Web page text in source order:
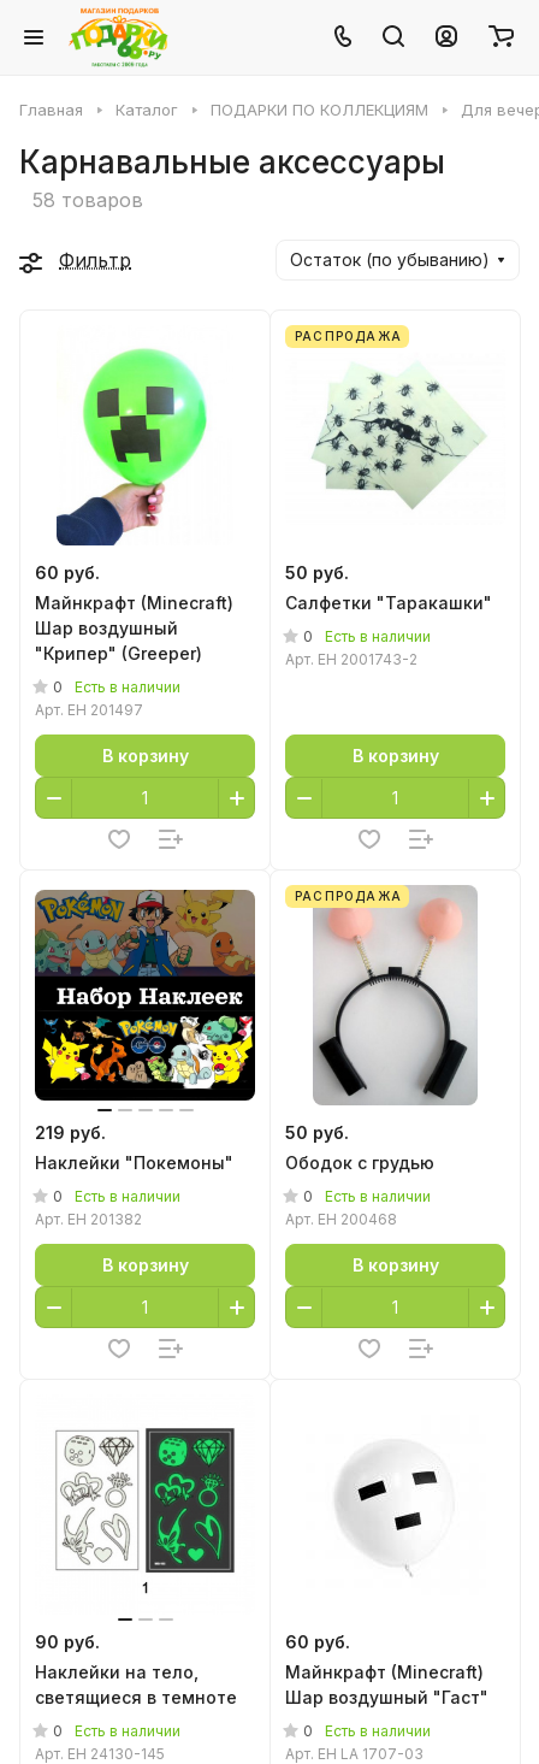
Главная Каталог ПОДАРКИ ПО КОЛЛЕКЦИЯМ Для
Карнавальные аксессуары
58 товаров
Фильтр Остаток (по убыванию)
60 руб.
Майнкрафт (Minecraft)
Шар воздушный
"Крипер" (Greeper)
0
Есть в наличии
Арт. EH 201497
В корзину
РАСПРОДАЖА
50 руб.
Салфетки "Таракашки"
0
Есть в наличии
Арт. EH 2001743-2
В корзину
219 руб.
Наклейки "Покемоны"
0
Есть в наличии
Арт. EH 201382
В корзину
РАСПРОДАЖА
50 руб.
Ободок с грудью
0
Есть в наличии
Арт. EH 200468
В корзину
90 руб.
Наклейки на тело,
светящиеся в темноте
0
Есть в наличии
Арт. EH 24130-145
60 руб.
Майнкрафт (Minecraft)
Шар воздушный "Гаст"
0
Есть в наличии
Арт. EH LA 1707-03